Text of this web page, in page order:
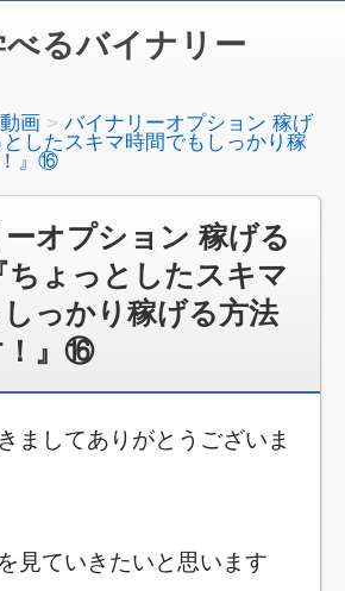
るバイナリー
画
バイナリーオプション 稼げ
したスキマ時間でもしっかり稼
！』⑯
オプション 稼げる
ちょっとしたスキマ
っかり稼げる方法
！』⑯
ましてありがとうございま
見ていきたいと思います